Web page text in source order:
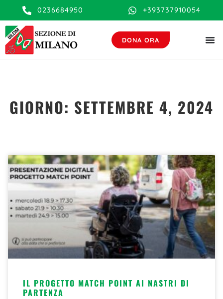
contenuto0236684950 +393737910054
DONA ORA
GIORNO: SETTEMBRE 4, 2024
IL PROGETTO MATCH POINT AI NASTRI DI
PARTENZA